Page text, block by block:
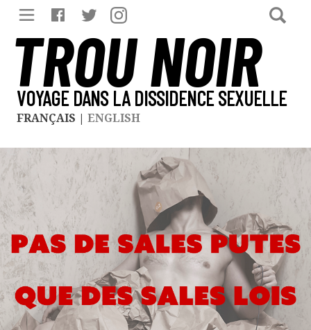
TROU NOIR
VOYAGE DANS LA DISSIDENCE SEXUELLE
FRANÇAIS | ENGLISH